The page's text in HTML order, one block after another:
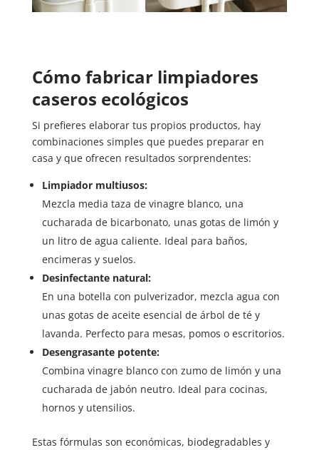
Cómo fabricar limpiadores
caseros ecológicos
Si prefieres elaborar tus propios productos, hay
combinaciones simples que puedes preparar en
casa y que ofrecen resultados sorprendentes:
Limpiador multiusos:
Mezcla media taza de vinagre blanco, una
cucharada de bicarbonato, unas gotas de limón y
un litro de agua caliente. Ideal para baños,
encimeras y suelos.
Desinfectante natural:
En una botella con pulverizador, mezcla agua con
unas gotas de aceite esencial de árbol de té y
lavanda. Perfecto para mesas, pomos o escritorios.
Desengrasante potente:
Combina vinagre blanco con zumo de limón y una
cucharada de jabón neutro. Ideal para cocinas,
hornos y utensilios.
Estas fórmulas son económicas, biodegradables y